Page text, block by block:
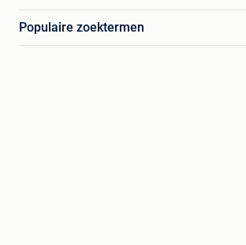
Populaire zoektermen